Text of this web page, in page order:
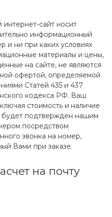
сайт носит
информационный
и ни при каких условиях
материалы и цены,
на сайте, не являются
офертой, определяемой
Статей 435 и 437
кодекса РФ. Ваш
стоимость и наличие
будет подтвержден нашим
посредством
звонка на номер,
Вами при заказе.
на почту